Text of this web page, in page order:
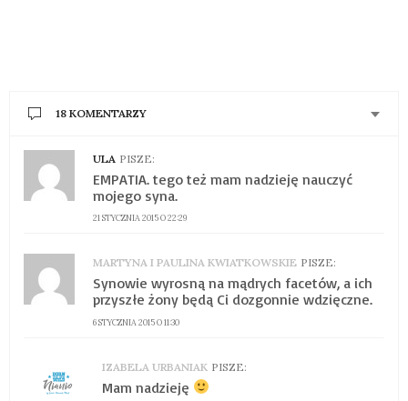
18 KOMENTARZY
ULA PISZE:
21 STYCZNIA 2015 O 22:29
EMPATIA. tego też mam nadzieję nauczyć
mojego syna.
MARTYNA I PAULINA KWIATKOWSKIE PISZE:
6 STYCZNIA 2015 O 11:30
Synowie wyrosną na mądrych facetów, a ich
przyszłe żony będą Ci dozgonnie wdzięczne.
IZABELA URBANIAK PISZE:
Mam nadzieję